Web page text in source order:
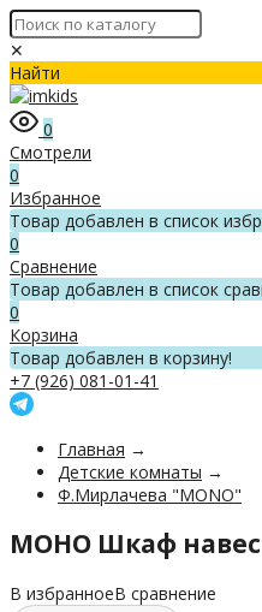
✕
Найти
0
Смотрели
0
Избранное
Товар добавлен в список
0
Сравнение
Товар добавлен в список
0
Корзина
Товар добавлен в корзину!
+7 (926) 081-01-41
Главная →
Детские комнаты →
Ф.Мирлачева "MONO"
МОНО Шкаф
В избранноеВ сравнение